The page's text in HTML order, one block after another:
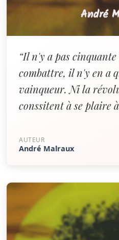
“Il n'y a pas
combattre, il n'y en a
vainqueur. Ni la
conssitent à se plaire
AUTEUR
André Malraux